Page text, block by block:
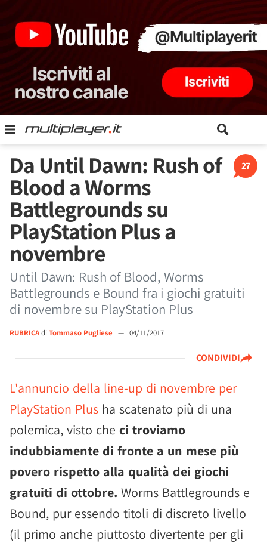
27
Da Until Dawn: Rush of
Blood a Worms
Battlegrounds su
PlayStation Plus a
novembre
Until Dawn: Rush of Blood, Worms
Battlegrounds e Bound fra i giochi gratuiti
di novembre su PlayStation Plus
RUBRICAdi Tommaso Pugliese — 04/11/2017
CONDIVIDI
L'annuncio della line-up di novembre per
PlayStation Plus ha scatenato più di una
polemica, visto che ci troviamo
indubbiamente di fronte a un mese più
povero rispetto alla qualità dei giochi
gratuiti di ottobre. Worms Battlegrounds e
Bound, pur essendo titoli di discreto livello
(il primo anche piuttosto divertente per gli